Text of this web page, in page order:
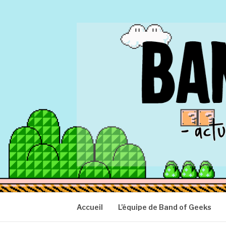
BAND OF
Actu Geek d'hier et d'aujourd'hui
Accueil L’équipe de Band of Geeks